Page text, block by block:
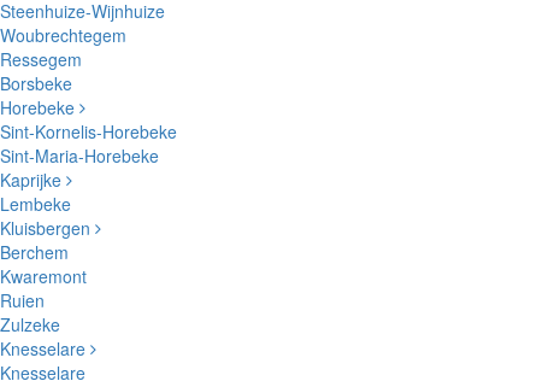
Steenhuize-Wijnhuize
Woubrechtegem
Ressegem
Borsbeke
Horebeke
Sint-Kornelis-Horebeke
Sint-Maria-Horebeke
Kaprijke
Lembeke
Kluisbergen
Berchem
Kwaremont
Ruien
Zulzeke
Knesselare
Knesselare